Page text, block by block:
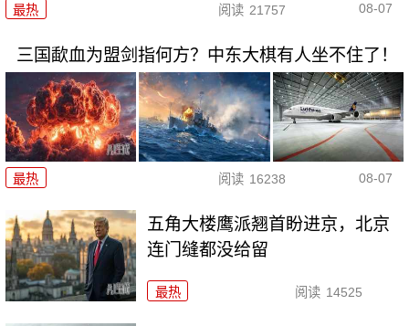
最热 阅读 21757 08-07
三国歃血为盟剑指何方？中东大棋有人坐不住了！
最热 阅读 16238 08-07
五角大楼鹰派翘首盼进京，北京
连门缝都没给留
最热 阅读 14525